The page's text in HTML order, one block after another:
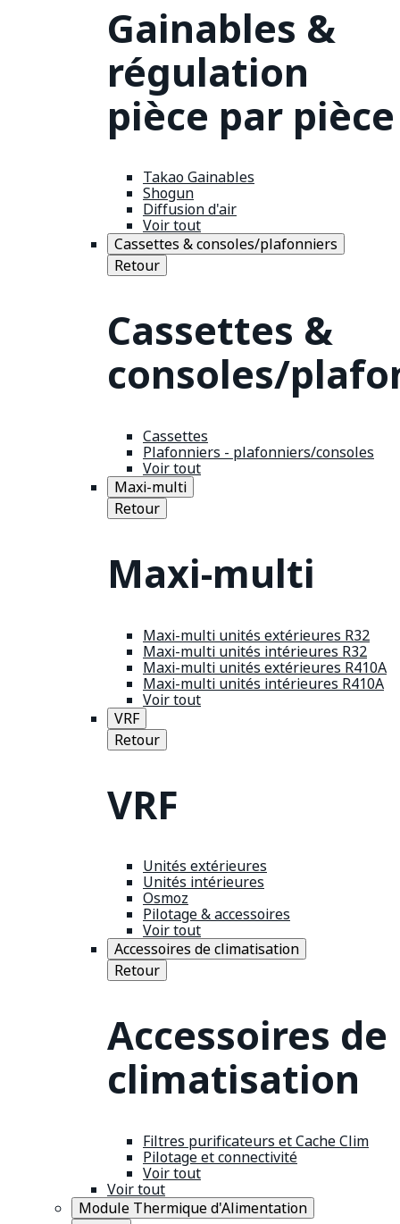
Gainables &
régulation
pièce par pièce
Takao Gainables
Shogun
Diffusion d'air
Voir tout
Cassettes & consoles/plafonniers
Retour
Cassettes &
consoles/
Cassettes
Plafonniers - plafonniers/consoles
Voir tout
Maxi-multi
Retour
Maxi-multi
Maxi-multi unités extérieures R32
Maxi-multi unités intérieures R32
Maxi-multi unités extérieures R410A
Maxi-multi unités intérieures R410A
Voir tout
VRF
Retour
VRF
Unités extérieures
Unités intérieures
Osmoz
Pilotage & accessoires
Voir tout
Accessoires de climatisation
Retour
Accessoires de
climatisation
Filtres purificateurs et Cache Clim
Pilotage et connectivité
Voir tout
Voir tout
Module Thermique d'Alimentation